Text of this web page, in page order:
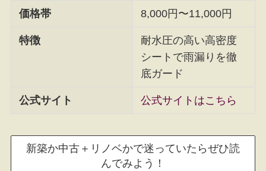
価格帯 8,000円〜11,000円
特徴
耐水圧の高い高密度
シートで雨漏りを徹
底ガード
公式サイト 公式サイトはこちら
新築か中古＋リノベかで迷っていたらぜひ読
んでみよう！